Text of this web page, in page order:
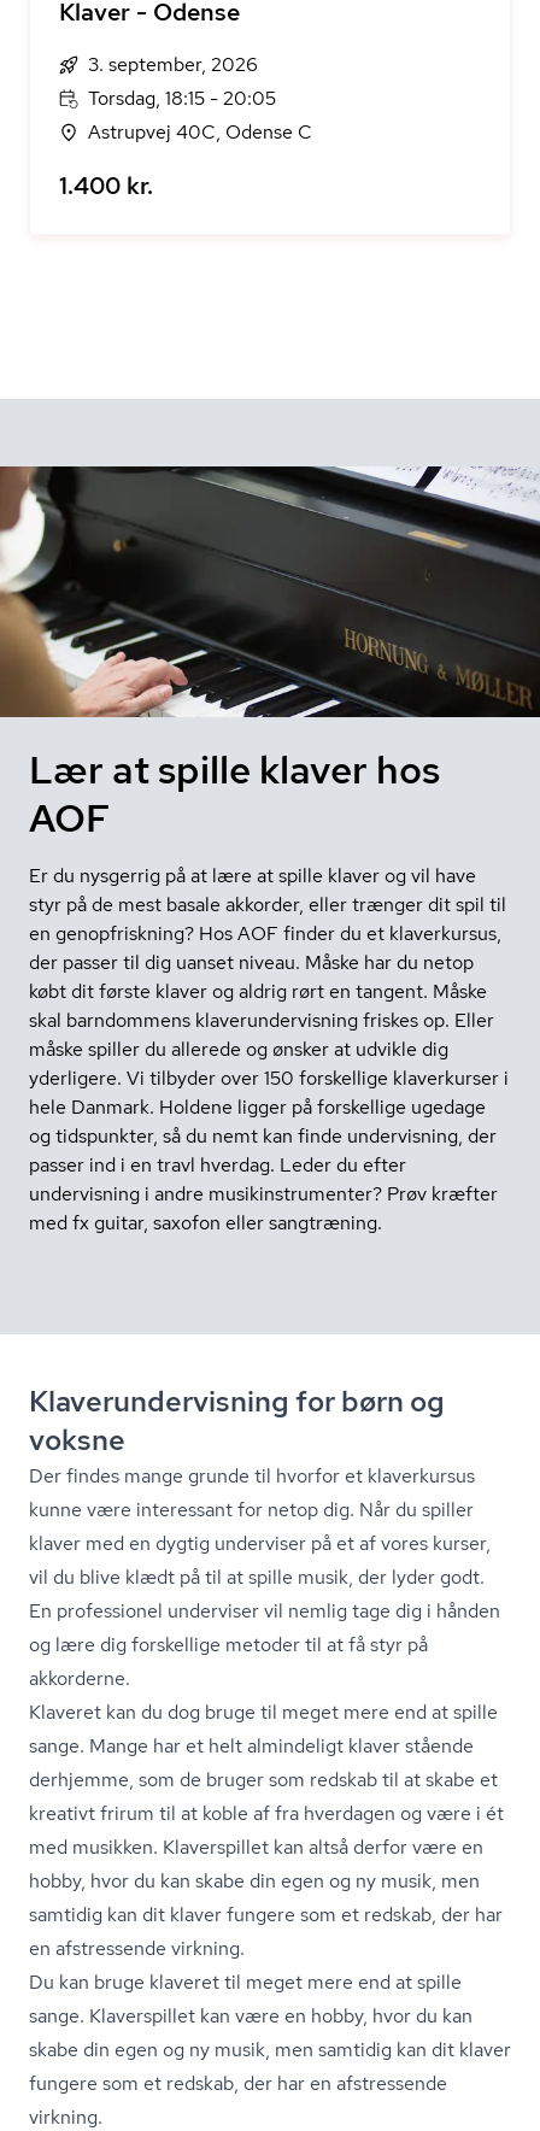
Klaver - Odense
3. september, 2026
Torsdag, 18:15 - 20:05
Astrupvej 40C, Odense C
1.400 kr.
Lær at spille klaver hos
AOF
Er du nysgerrig på at lære at spille klaver og vil have
styr på de mest basale akkorder, eller trænger dit spil til
en genopfriskning? Hos AOF finder du et klaverkursus,
der passer til dig uanset niveau. Måske har du netop
købt dit første klaver og aldrig rørt en tangent. Måske
skal barndommens klaverundervisning friskes op. Eller
måske spiller du allerede og ønsker at udvikle dig
yderligere. Vi tilbyder over 150 forskellige klaverkurser i
hele Danmark. Holdene ligger på forskellige ugedage
og tidspunkter, så du nemt kan finde undervisning, der
passer ind i en travl hverdag. Leder du efter
undervisning i andre mu­sikin­stru­men­ter? Prøv kræfter
med fx guitar, saxofon eller sangtræning.
Kla­ver­un­der­vis­ning for børn og
voksne
Der findes mange grunde til hvorfor et klaverkursus
kunne være interessant for netop dig. Når du spiller
klaver med en dygtig underviser på et af vores kurser,
vil du blive klædt på til at spille musik, der lyder godt.
En professionel underviser vil nemlig tage dig i hånden
og lære dig forskellige metoder til at få styr på
akkorderne.
Klaveret kan du dog bruge til meget mere end at spille
sange. Mange har et helt almindeligt klaver stående
derhjemme, som de bruger som redskab til at skabe et
kreativt frirum til at koble af fra hverdagen og være i ét
med musikken. Klaverspillet kan altså derfor være en
hobby, hvor du kan skabe din egen og ny musik, men
samtidig kan dit klaver fungere som et redskab, der har
en afstressende virkning.
Du kan bruge klaveret til meget mere end at spille
sange. Klaverspillet kan være en hobby, hvor du kan
skabe din egen og ny musik, men samtidig kan dit klaver
fungere som et redskab, der har en afstressende
virkning.